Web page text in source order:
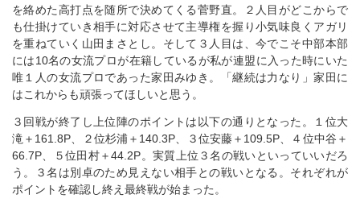
を絡めた高打点を随所で決めてくる菅野直。２人目がどこからで
も仕掛けていき相手に対応させて主導権を握り小気味良くアガリ
を重ねていく山田まさとし。そして３人目は、今でこそ中部本部
には10名の女流プロが在籍しているが私が連盟に入った時にいた
唯１人の女流プロであった家田みゆき。「継続は力なり」家田に
はこれからも頑張ってほしいと思う。
３回戦が終了し上位陣のポイントは以下の通りとなった。１位大
滝＋161.8P、２位杉浦＋140.3P、３位安藤＋109.5P、４位中谷＋
66.7P、５位田村＋44.2P。実質上位３名の戦いといっていいだろ
う。３名は別卓のため見えない相手との戦いとなる。それぞれが
ポイントを確認し終え最終戦が始まった。